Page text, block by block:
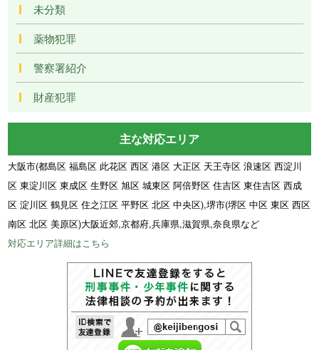
未分類
薬物犯罪
警察署紹介
財産犯罪
主な対応エリア
大阪市(都島区 福島区 此花区 西区 港区 大正区 天王寺区 浪速区 西淀川
区 東淀川区 東成区 生野区 旭区 城東区 阿倍野区 住吉区 東住吉区 西成
区 淀川区 鶴見区 住之江区 平野区 北区 中央区),堺市(堺区 中区 東区 西区
南区 北区 美原区)大阪近郊,京都府,兵庫県,滋賀県,奈良県など
対応エリア詳細はこちら